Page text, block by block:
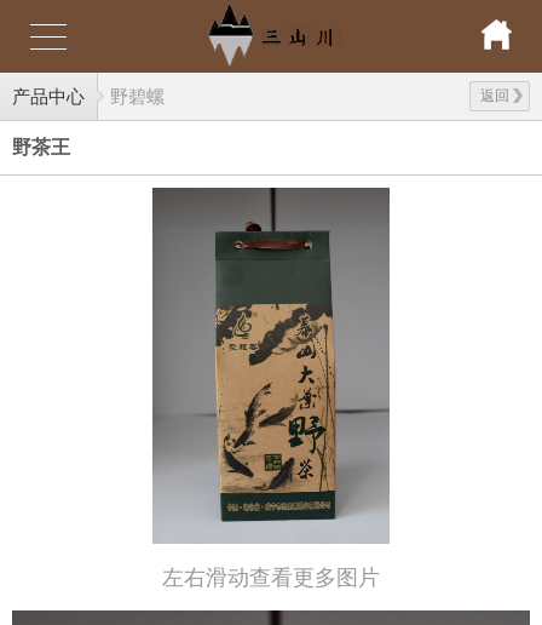
产品中心 返回
野碧螺
野茶王
左右滑动查看更多图片